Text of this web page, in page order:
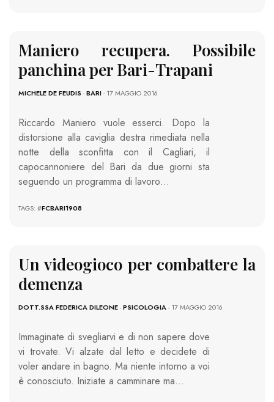
Maniero recupera. Possibile
panchina per Bari-Trapani
MICHELE DE FEUDIS -BARI- 17 MAGGIO 2016
Riccardo Maniero vuole esserci. Dopo la
distorsione alla caviglia destra rimediata nella
notte della sconfitta con il Cagliari, il
capocannoniere del Bari da due giorni sta
seguendo un programma di lavoro…
TAGS: #FCBARI1908
Un videogioco per combattere la
demenza
DOTT.SSA FEDERICA DILEONE-PSICOLOGIA- 17 MAGGIO 2016
Immaginate di svegliarvi e di non sapere dove
vi trovate. Vi alzate dal letto e decidete di
voler andare in bagno. Ma niente intorno a voi
è conosciuto. Iniziate a camminare ma…